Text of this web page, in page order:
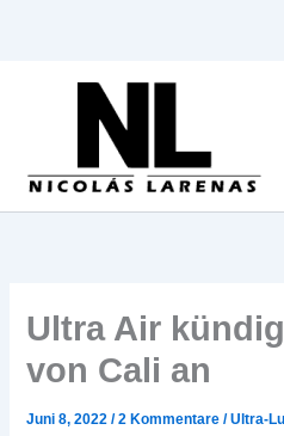
Ultra Air
von Cali an
Juni 8, 2022/2 Kommentare /Ultra-